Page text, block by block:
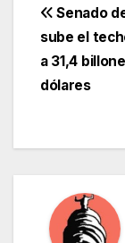
de
Senado
sube el
a 31,4
dólares